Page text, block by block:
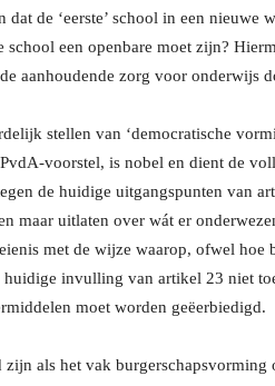
dat de ‘eerste’ school in een
school een openbare moet zijn?
aanhoudende zorg voor onderwijs
stellen van ‘democratische
voorstel, is nobel en dient de
de huidige uitgangspunten van
maar uitlaten over wát er
met de wijze waarop, ofwel
huidige invulling van artikel 23 niet
moet worden geëerbiedigd.
zijn als het vak